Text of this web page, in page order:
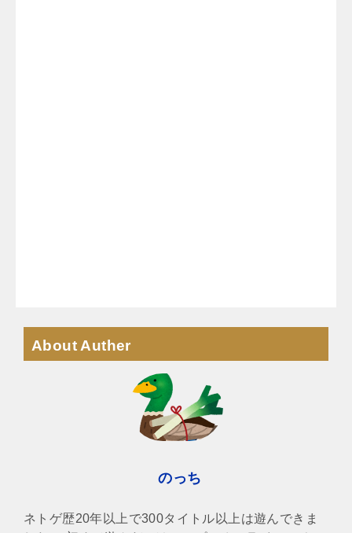
About Auther
のっち
ネトゲ歴20年以上で300タイトル以上は遊んできま